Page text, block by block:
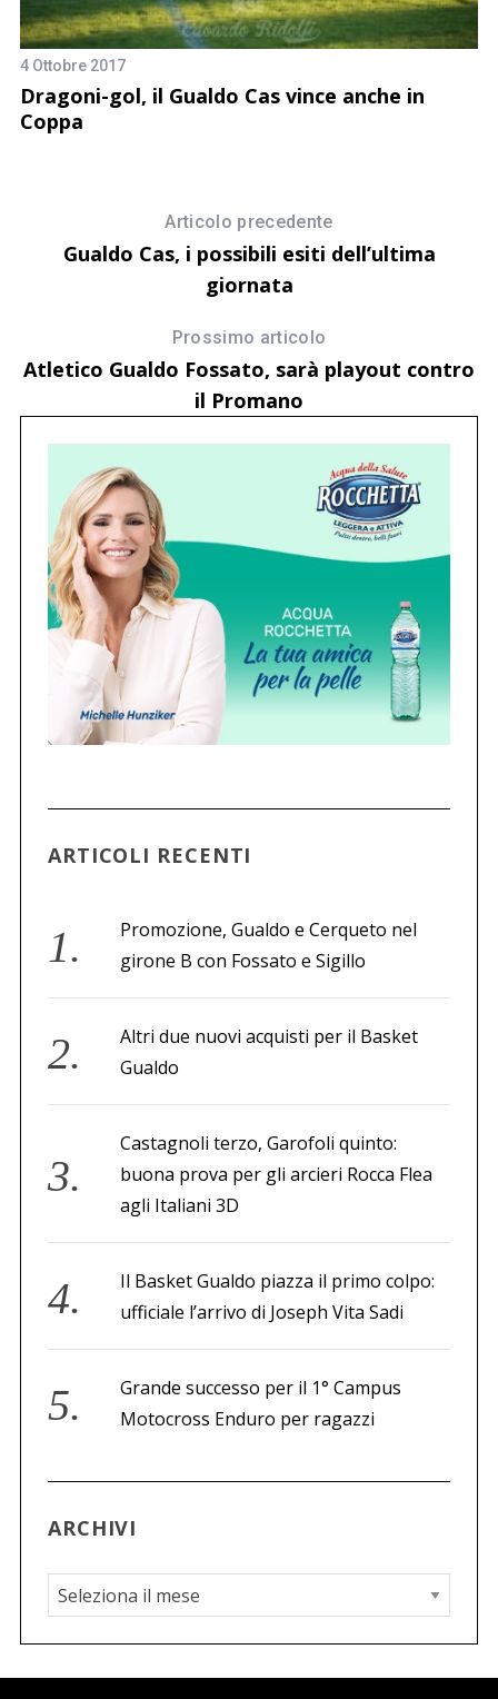
4 Ottobre 2017
Dragoni-gol, il Gualdo Cas vince anche in
Coppa
Articolo precedente
Gualdo Cas, i possibili esiti dell’ultima
giornata
Prossimo articolo
Atletico Gualdo Fossato, sarà playout contro
il Promano
ARTICOLI RECENTI
Promozione, Gualdo e Cerqueto nel
girone B con Fossato e Sigillo
Altri due nuovi acquisti per il Basket
Gualdo
Castagnoli terzo, Garofoli quinto:
buona prova per gli arcieri Rocca Flea
agli Italiani 3D
Il Basket Gualdo piazza il primo colpo:
ufficiale l’arrivo di Joseph Vita Sadi
Grande successo per il 1° Campus
Motocross Enduro per ragazzi
ARCHIVI
A
r
c
h